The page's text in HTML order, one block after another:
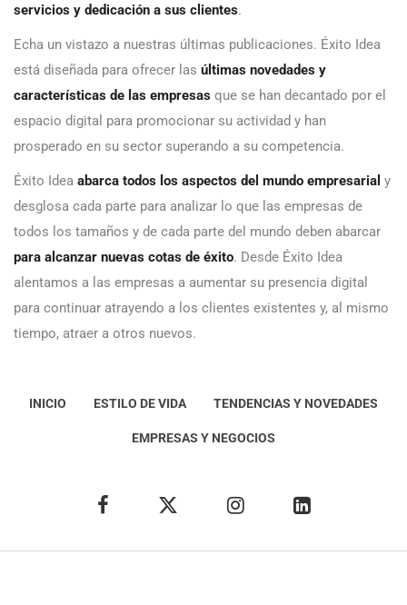
servicios y dedicación a sus clientes.
Echa un vistazo a nuestras últimas publicaciones. Éxito Idea
está diseñada para ofrecer las últimas novedades y
características de las empresas que se han decantado por el
espacio digital para promocionar su actividad y han
prosperado en su sector superando a su competencia.
Éxito Idea abarca todos los aspectos del mundo empresarial y
desglosa cada parte para analizar lo que las empresas de
todos los tamaños y de cada parte del mundo deben abarcar
para alcanzar nuevas cotas de éxito. Desde Éxito Idea
alentamos a las empresas a aumentar su presencia digital
para continuar atrayendo a los clientes existentes y, al mismo
tiempo, atraer a otros nuevos.
INICIO ESTILO DE VIDA TENDENCIAS Y NOVEDADES
EMPRESAS Y NEGOCIOS